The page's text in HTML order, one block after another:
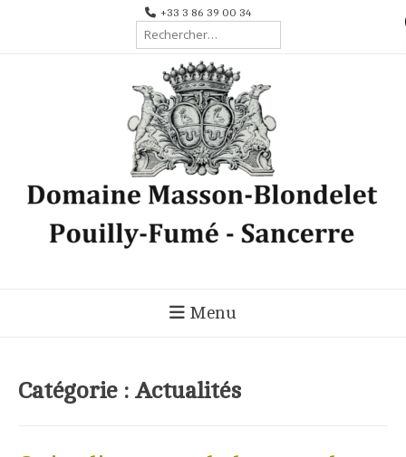
+33 3 86 39 00 34
Rechercher :
Menu
Catégorie : Actualités